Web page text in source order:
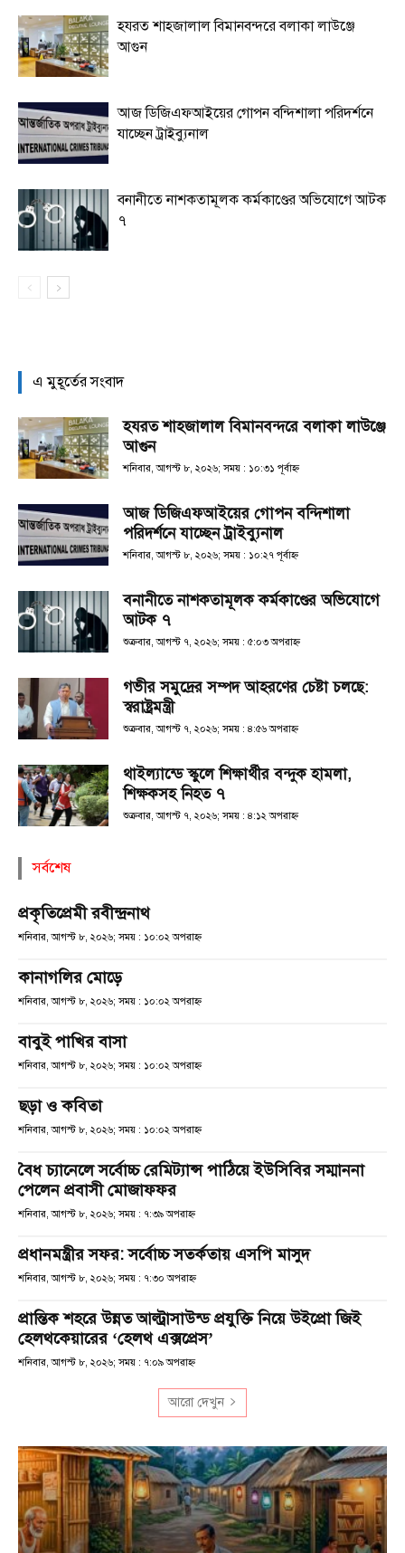
হযরত শাহজালাল বিমানবন্দরে বলাকা লাউঞ্জে
আগুন
আজ ডিজিএফআইয়ের গোপন বন্দিশালা পরিদর্শনে
যাচ্ছেন ট্রাইব্যুনাল
বনানীতে নাশকতামূলক কর্মকাণ্ডের অভিযোগে আটক
৭
এ মুহূর্তের সংবাদ
হযরত শাহজালাল বিমানবন্দরে বলাকা লাউঞ্জে
আগুন
শনিবার, আগস্ট ৮, ২০২৬; সময় : ১০:৩১ পূর্বাহ্ণ
আজ ডিজিএফআইয়ের গোপন বন্দিশালা
পরিদর্শনে যাচ্ছেন ট্রাইব্যুনাল
শনিবার, আগস্ট ৮, ২০২৬; সময় : ১০:২৭ পূর্বাহ্ণ
বনানীতে নাশকতামূলক কর্মকাণ্ডের অভিযোগে
আটক ৭
শুক্রবার, আগস্ট ৭, ২০২৬; সময় : ৫:০৩ অপরাহ্ণ
গভীর সমুদ্রের সম্পদ আহরণের চেষ্টা চলছে:
স্বরাষ্ট্রমন্ত্রী
শুক্রবার, আগস্ট ৭, ২০২৬; সময় : ৪:৫৬ অপরাহ্ণ
থাইল্যান্ডে স্কুলে শিক্ষার্থীর বন্দুক হামলা,
শিক্ষকসহ নিহত ৭
শুক্রবার, আগস্ট ৭, ২০২৬; সময় : ৪:১২ অপরাহ্ণ
সর্বশেষ
প্রকৃতিপ্রেমী রবীন্দ্রনাথ
শনিবার, আগস্ট ৮, ২০২৬; সময় : ১০:০২ অপরাহ্ণ
কানাগলির মোড়ে
শনিবার, আগস্ট ৮, ২০২৬; সময় : ১০:০২ অপরাহ্ণ
বাবুই পাখির বাসা
শনিবার, আগস্ট ৮, ২০২৬; সময় : ১০:০২ অপরাহ্ণ
ছড়া ও কবিতা
শনিবার, আগস্ট ৮, ২০২৬; সময় : ১০:০২ অপরাহ্ণ
বৈধ চ্যানেলে সর্বোচ্চ রেমিট্যান্স পাঠিয়ে ইউসিবির সম্মাননা
পেলেন প্রবাসী মোজাফফর
শনিবার, আগস্ট ৮, ২০২৬; সময় : ৭:৩৯ অপরাহ্ণ
প্রধানমন্ত্রীর সফর: সর্বোচ্চ সতর্কতায় এসপি মাসুদ
শনিবার, আগস্ট ৮, ২০২৬; সময় : ৭:৩০ অপরাহ্ণ
প্রান্তিক শহরে উন্নত আল্ট্রাসাউন্ড প্রযুক্তি নিয়ে উইপ্রো জিই
হেলথকেয়ারের ‘হেলথ এক্সপ্রেস’
শনিবার, আগস্ট ৮, ২০২৬; সময় : ৭:০৯ অপরাহ্ণ
আরো দেখুন